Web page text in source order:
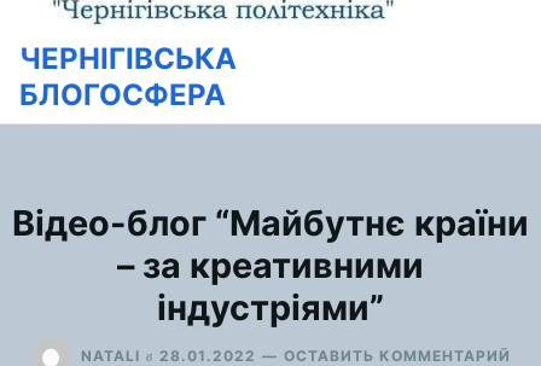
ЧЕРНІГІВСЬКА
БЛОГОСФЕРА
Відео-блог “Майбутнє країни
– за креативними
індустріями”
NATALI в 28.01.2022 ОСТАВИТЬ КОММЕНТАРИЙ